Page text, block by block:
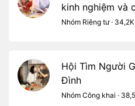
kinh nghiệm và
Nhóm Riêng tư ·
Hội Tìm Người
Đình
Nhóm Công khai ·